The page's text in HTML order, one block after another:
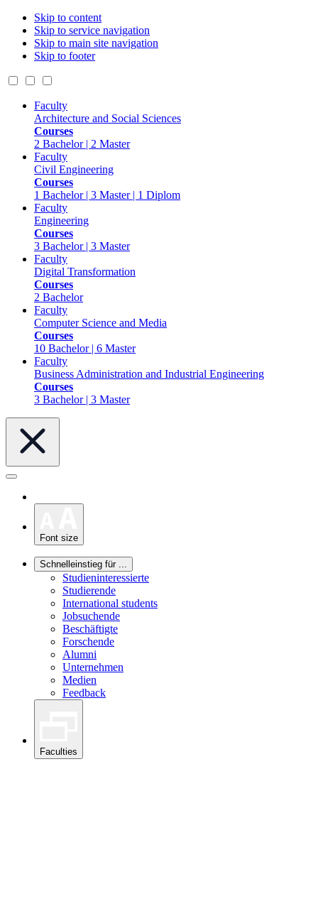
Skip to content
Skip to service navigation
Skip to main site navigation
Skip to footer
Faculty
Architecture and Social Sciences
Courses
2 Bachelor | 2 Master
Faculty
Civil Engineering
Courses
1 Bachelor | 3 Master | 1 Diplom
Faculty
Engineering
Courses
3 Bachelor | 3 Master
Faculty
Digital Transformation
Courses
2 Bachelor
Faculty
Computer Science and Media
Courses
10 Bachelor | 6 Master
Faculty
Business Administration and Industrial Engineering
Courses
3 Bachelor | 3 Master
Font size
Schnelleinstieg für ...
Studieninteressierte
Studierende
International students
Jobsuchende
Beschäftigte
Forschende
Alumni
Unternehmen
Medien
Feedback
Faculties